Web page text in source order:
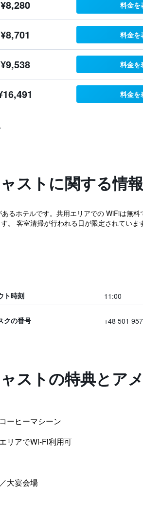
¥8,280 料金を
¥8,701 料金を
¥9,538 料金を
料金を
ストに関する情報
ホテルです。共用エリアでの WiFiは無料
。 客室清掃が行われる日が限定されていま
ト時刻 11:00
クの番号 +48 501
ストの特典とア
ーヒーマシーン
リアでWi-Fi利用可
大宴会場